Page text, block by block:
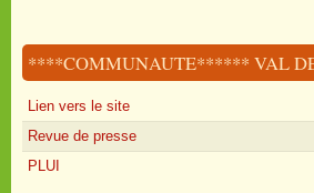
****COMMUNAUTE****** VAL
Lien vers le site
Revue de presse
PLUI